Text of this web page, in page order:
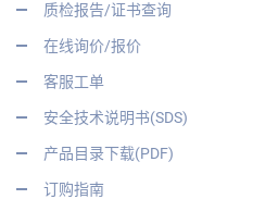
质检报告/证书查询
在线询价/报价
客服工单
安全技术说明书(SDS)
产品目录下载(PDF)
订购指南